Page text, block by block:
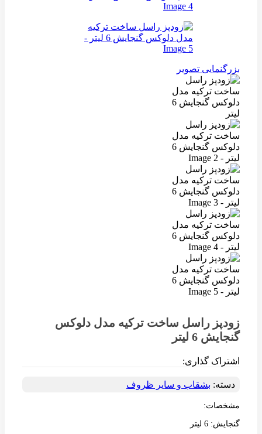
بزرگنمایی تصویر
زودپز راسل ساخت ترکیه مدل دلوکس
گنجایش 6 لیتر
اشتراک گذاری:
دسته: بشقاب و سایر ظروف
مشخصات:
گنجایش: 6 لیتر